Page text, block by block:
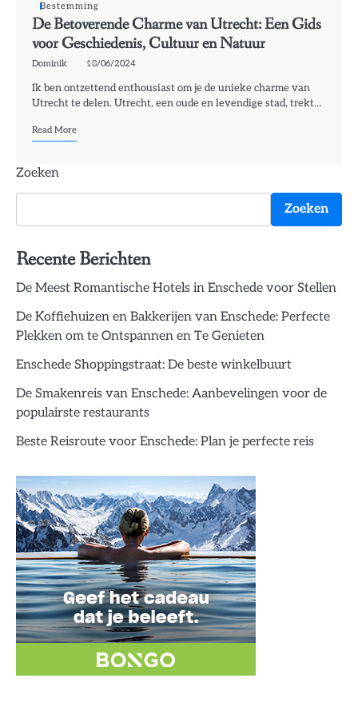
Bestemming
De Betoverende Charme van Utrecht: Een Gids
voor Geschiedenis, Cultuur en Natuur
Dominik 10/06/2024
Ik ben ontzettend enthousiast om je de unieke charme van
Utrecht te delen. Utrecht, een oude en levendige stad, trekt…
Read More
Zoeken
Zoeken
Recente Berichten
De Meest Romantische Hotels in Enschede voor Stellen
De Koffiehuizen en Bakkerijen van Enschede: Perfecte
Plekken om te Ontspannen en Te Genieten
Enschede Shoppingstraat: De beste winkelbuurt
De Smakenreis van Enschede: Aanbevelingen voor de
populairste restaurants
Beste Reisroute voor Enschede: Plan je perfecte reis